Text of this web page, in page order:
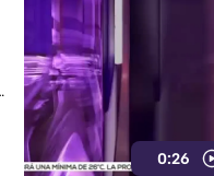
0:26